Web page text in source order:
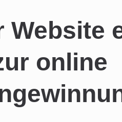
Website
online